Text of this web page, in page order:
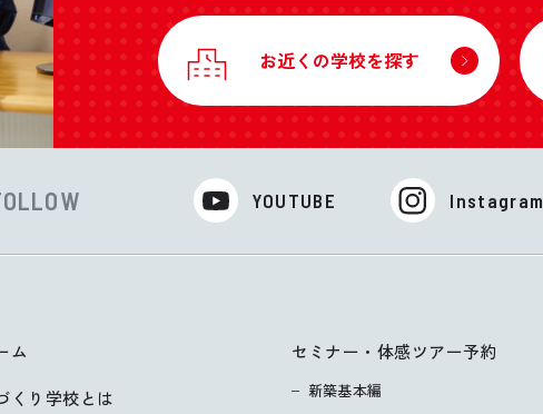
お近くの学校を探す
YOUTUBE Instagram
ム
くり学校とは
セミナー・体感ツアー予約
新築基本編